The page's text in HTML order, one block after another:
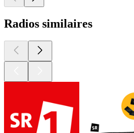
Radios similaires